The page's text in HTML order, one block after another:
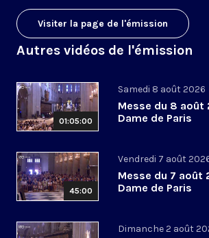
Visiter la page de l'émission
Autres vidéos de l'émission
01:05:00
Samedi 8 août 2026
Messe du 8
Dame de Paris
45:00
Vendredi 7 août
Messe du 7 août
Dame de Paris
Dimanche 2 août